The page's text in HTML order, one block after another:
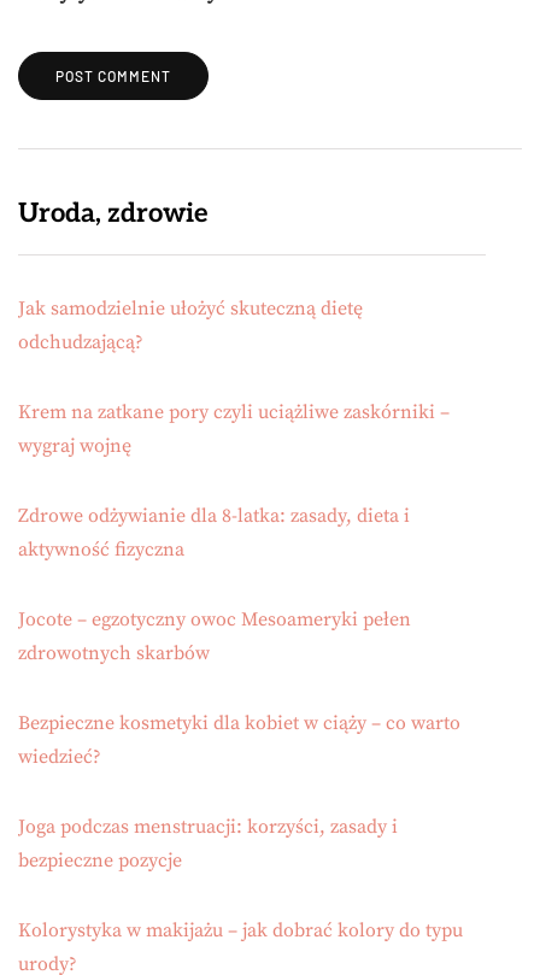
Uroda, zdrowie
Jak samodzielnie ułożyć skuteczną dietę
odchudzającą?
Krem na zatkane pory czyli uciążliwe zaskórniki –
wygraj wojnę
Zdrowe odżywianie dla 8-latka: zasady, dieta i
aktywność fizyczna
Jocote – egzotyczny owoc Mesoameryki pełen
zdrowotnych skarbów
Bezpieczne kosmetyki dla kobiet w ciąży – co warto
wiedzieć?
Joga podczas menstruacji: korzyści, zasady i
bezpieczne pozycje
Kolorystyka w makijażu – jak dobrać kolory do typu
urody?